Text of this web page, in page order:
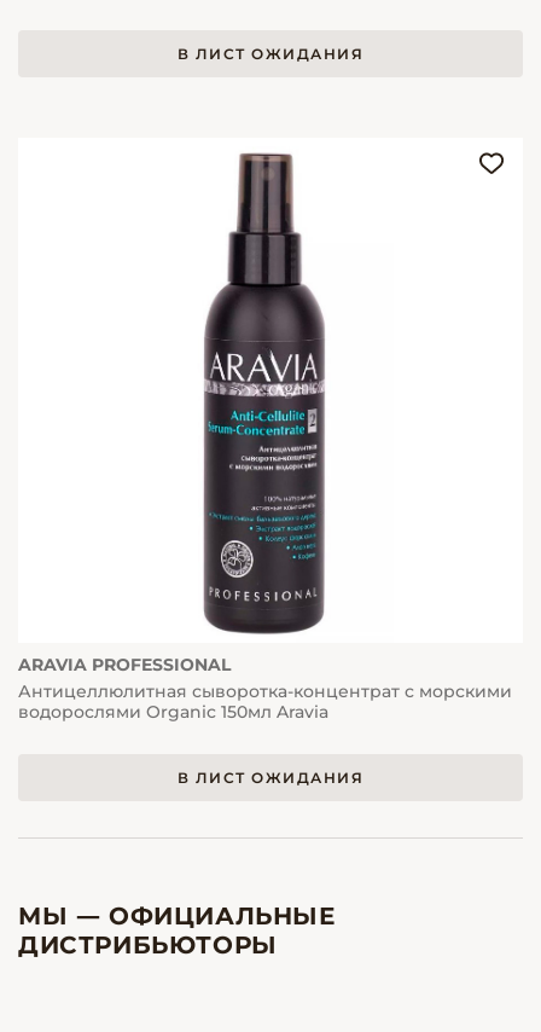
В ЛИСТ ОЖИДАНИЯ
ARAVIA PROFESSIONAL
Антицеллюлитная сыворотка-концентрат с морскими
водорослями Organic 150мл Aravia
В ЛИСТ ОЖИДАНИЯ
МЫ — ОФИЦИАЛЬНЫЕ
ДИСТРИБЬЮТОРЫ